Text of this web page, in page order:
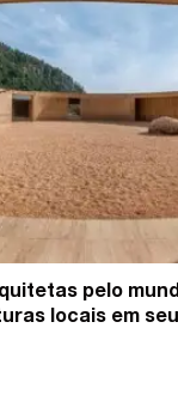
pelo
locais em